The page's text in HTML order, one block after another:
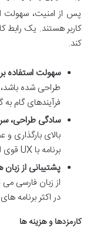
پس از امنیت، سهولت
کاربر هستند. یک رابط
کند.
سهولت استفاده
طراحی شده
فرآیندهای گام
سادگی طراحی،
بالای بارگذاری
برنامه با UX قوی است.
پشتیبانی از
از زبان فارسی
در اکثر برنامه
کارمزدها و هزینه ها